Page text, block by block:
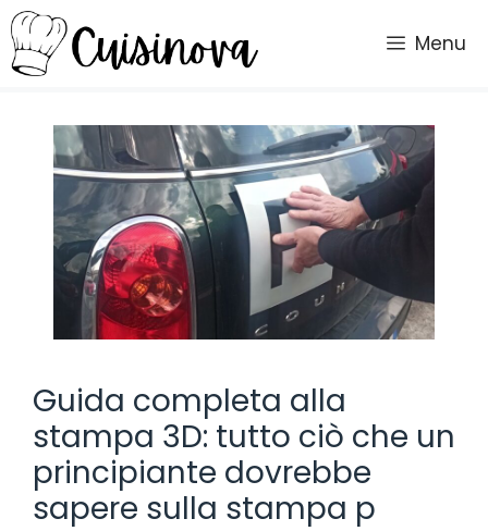
Vai
al
contenuto
Menu
Guida completa alla
stampa 3D: tutto ciò che un
principiante dovrebbe
sapere sulla stampa p